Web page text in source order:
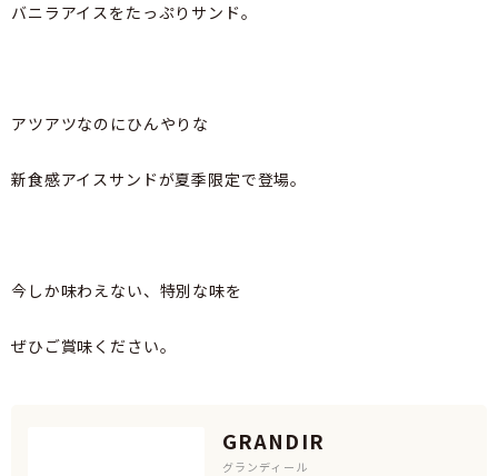
バニラアイスをたっぷりサンド。
アツアツなのにひんやりな
新食感アイスサンドが夏季限定で登場。
今しか味わえない、特別な味を
ぜひご賞味ください。
GRANDIR
グランディール